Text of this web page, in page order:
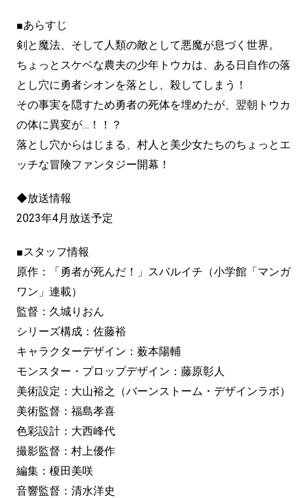
■あらすじ
剣と魔法、そして人類の敵として悪魔が息づく世界。
ちょっとスケベな農夫の少年トウカは、ある日自作の落
とし穴に勇者シオンを落とし、殺してしまう！
その事実を隠すため勇者の死体を埋めたが、翌朝トウカ
の体に異変が…！！？
落とし穴からはじまる、村人と美少女たちのちょっとエ
ッチな冒険ファンタジー開幕！
◆放送情報
2023年4月放送予定
■スタッフ情報
原作：「勇者が死んだ！」スバルイチ（小学館「マンガ
ワン」連載）
監督：久城りおん
シリーズ構成：佐藤裕
キャラクターデザイン：薮本陽輔
モンスター・プロップデザイン：藤原彰人
美術設定：大山裕之（バーンストーム・デザインラボ）
美術監督：福島孝喜
色彩設計：大西峰代
撮影監督：村上優作
編集：榎田美咲
音響監督：清水洋史